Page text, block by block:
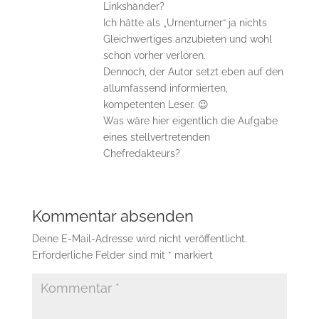
Linkshänder?
Ich hätte als „Urnenturner“ ja nichts
Gleichwertiges anzubieten und wohl
schon vorher verloren.
Dennoch, der Autor setzt eben auf den
allumfassend informierten,
kompetenten Leser. 😉
Was wäre hier eigentlich die Aufgabe
eines stellvertretenden
Chefredakteurs?
Kommentar absenden
Deine E-Mail-Adresse wird nicht veröffentlicht.
Erforderliche Felder sind mit * markiert